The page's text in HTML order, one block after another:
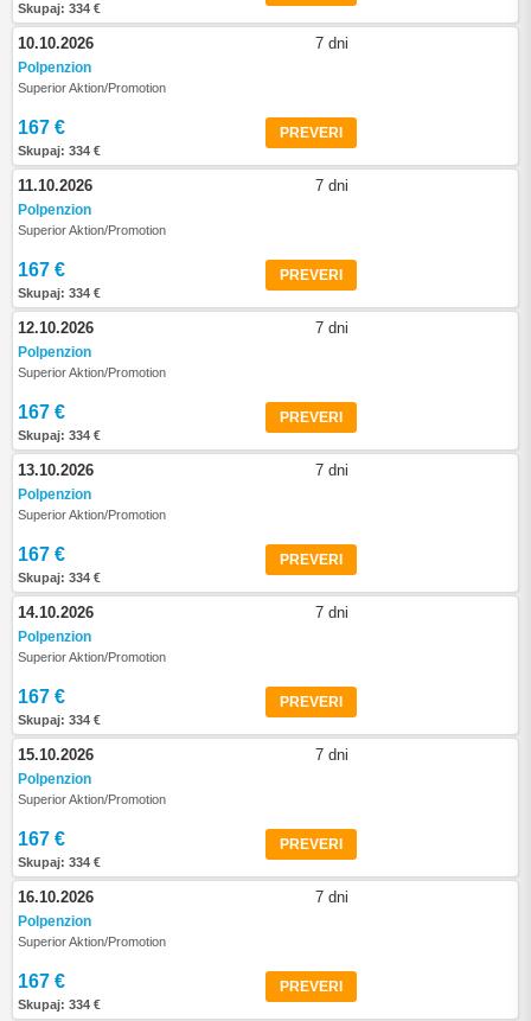
Skupaj: 334 €
10.10.2026 7 dni
Polpenzion
Superior Aktion/Promotion
167 €
Skupaj: 334 €
PREVERI
11.10.2026 7 dni
Polpenzion
Superior Aktion/Promotion
167 €
Skupaj: 334 €
PREVERI
12.10.2026 7 dni
Polpenzion
Superior Aktion/Promotion
167 €
Skupaj: 334 €
PREVERI
13.10.2026 7 dni
Polpenzion
Superior Aktion/Promotion
167 €
Skupaj: 334 €
PREVERI
14.10.2026 7 dni
Polpenzion
Superior Aktion/Promotion
167 €
Skupaj: 334 €
PREVERI
15.10.2026 7 dni
Polpenzion
Superior Aktion/Promotion
167 €
Skupaj: 334 €
PREVERI
16.10.2026 7 dni
Polpenzion
Superior Aktion/Promotion
167 €
Skupaj: 334 €
PREVERI